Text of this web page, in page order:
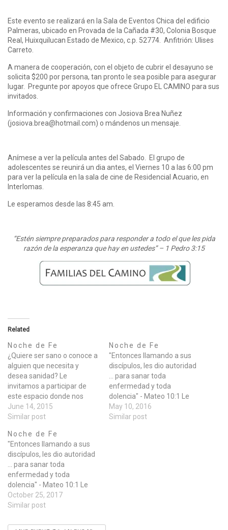
Este evento se realizará en la Sala de Eventos Chica del edificio
Palmeras, ubicado en Provada de la Cañada #30, Colonia Bosque
Real, Huixquilucan Estado de Mexico, c.p. 52774. Anfitrión: Ulises
Carreto.
A manera de cooperación, con el objeto de cubrir el desayuno se
solicita $200 por persona, tan pronto le sea posible para asegurar
lugar. Pregunte por apoyos que ofrece Grupo EL CAMINO para sus
invitados.
Información y confirmaciones con Josiova Brea Nuñez
(josiova.brea@hotmail.com) o mándenos un mensaje.
Anímese a ver la película antes del Sabado. El grupo de
adolescentes se reunirá un dia antes, el Viernes 10 a las 6:00 pm
para ver la película en la sala de cine de Residencial Acuario, en
Interlomas.
Le esperamos desde las 8:45 am.
“Estén siempre preparados para responder a todo el que les pida
razón de la esperanza que hay en ustedes” – 1 Pedro 3:15
Related
Noche de Fe
¿Quiere ser sano o conoce a
alguien que necesita y
desea sanidad? Le
invitamos a participar de
este espacio donde nos
reunimos
para recibir sanidad de
algunos principios que nos
permiten ser instrumentos
para orar por sanidad en su
Nombre. Esto en un
marco de búsqueda de la
presencia de…
June 14, 2015
Similar post
Noche de Fe
"Entonces llamando a sus
discípulos, les dio autoridad
... para sanar toda
enfermedad y toda
dolencia" - Mateo 10:1 Le
invitamos a participar de
este espacio donde nos
May 10, 2016
Similar post
Noche de Fe
"Entonces llamando a sus
discípulos, les dio autoridad
... para sanar toda
enfermedad y toda
dolencia" - Mateo 10:1 Le
invitamos a participar de
este espacio donde nos
buscar de Dios la sanidad a
October 25, 2017
Similar post